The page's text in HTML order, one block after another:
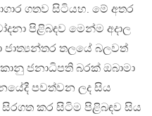
ගතව සිටියහ. මේ අතර
පිළිබඳව මෙන්ම අදාල
ජාත්‍යන්තර තලයේ බලවත්
ජනාධිපති බරක් ඔබාමා
පවත්වන ලද සිය
කර සිටිම පිළිබඳව සිය